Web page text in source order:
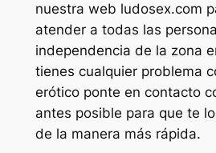
nuestra web ludosex.com
atender a todas las
independencia de la zona
tienes cualquier problema
erótico ponte en contacto
antes posible para que te
de la manera más rápida.